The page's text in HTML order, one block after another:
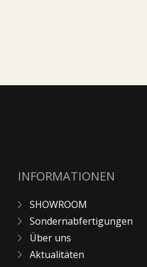
INFORMATIONEN
SHOWROOM
Sondernabfertigungen
Über uns
Aktualitäten